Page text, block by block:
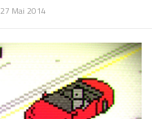
27 Mai 2014